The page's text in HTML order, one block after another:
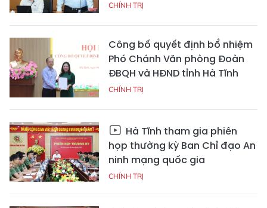
CHÍNH TRỊ
Công bố quyết định bổ nhiệm
Phó Chánh Văn phòng Đoàn
ĐBQH và HĐND tỉnh Hà Tĩnh
CHÍNH TRỊ
Hà Tĩnh tham gia phiên
họp thường kỳ Ban Chỉ đạo An
ninh mạng quốc gia
CHÍNH TRỊ